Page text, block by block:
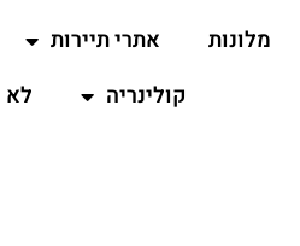
מלונות אתרי תיירות
קולינריה
לא